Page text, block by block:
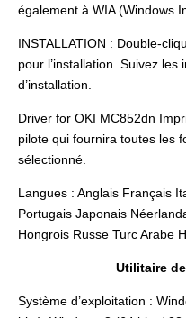
également à WIA (Windows
INSTALLATION : Double-
pour l’installation. Suivez les
d’installation.
Driver for OKI MC852dn
pilote qui fournira toutes les
sélectionné.
Langues : Anglais Français
Portugais Japonais
Hongrois Russe Turc Arabe
Utilitaire de
Système d’exploitation :